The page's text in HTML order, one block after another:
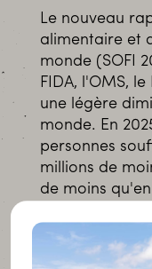
Le nouveau
alimentaire et
monde (SOFI
FIDA, l'OMS,
une légère
monde. En
personnes
millions de
de moins qu'en
LIRE LA SUITE